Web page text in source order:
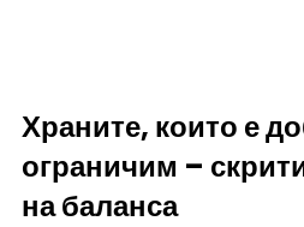
Храните, които е
ограничим –
на баланса